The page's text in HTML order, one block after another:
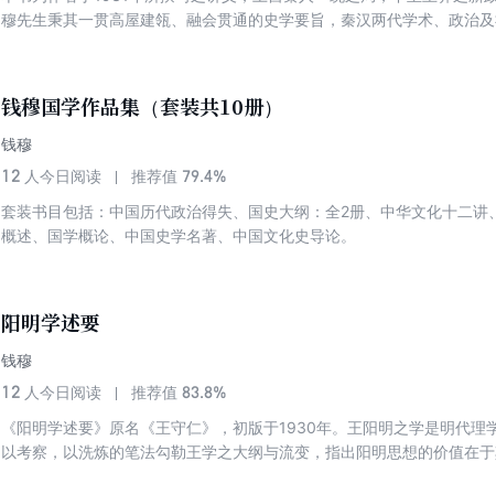
穆先生秉其一贯高屋建瓴、融会贯通的史学要旨，秦汉两代学术、政治
钱穆国学作品集（套装共10册）
钱穆
12 人今日阅读 推荐值 79.4%
套装书目包括：中国历代政治得失、国史大纲：全2册、中华文化十二
概述、国学概论、中国史学名著、中国文化史导论。
阳明学述要
钱穆
12 人今日阅读 推荐值 83.8%
《阳明学述要》原名《王守仁》，初版于1930年。王阳明之学是明代
以考察，以洗炼的笔法勾勒王学之大纲与流变，指出阳明思想的价值在于